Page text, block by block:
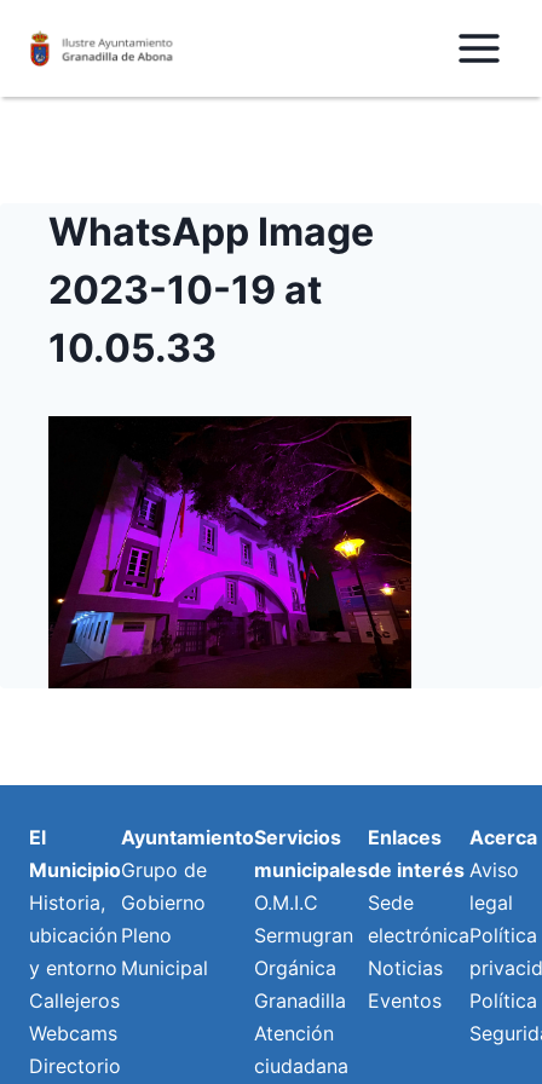
WhatsApp Image
2023-10-19 at
10.05.33
El
Municipio
Historia,
ubicación
y entorno
Callejeros
Webcams
Directorio
Ayuntamiento
Grupo de
Gobierno
Pleno
Municipal
Servicios
municipales
O.M.I.C
Sermugran
Orgánica
Granadilla
Atención
ciudadana
Enlaces
de interés
Sede
electrónica
Noticias
Eventos
Acerca
Aviso
legal
Política
Política